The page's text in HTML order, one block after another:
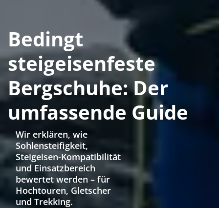
Bedingt
steigeisenfeste
Bergschuhe: Der
umfassende Guide
Wir erklären, wie
Sohlensteifigkeit,
Steigeisen-Kompatibilität
und Einsatzbereich
bewertet werden – für
Hochtouren, Gletscher
und Trekking.